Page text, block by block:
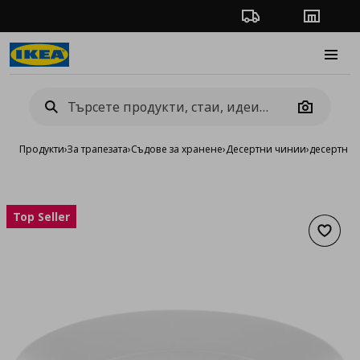
Проследяване на
Camera
Продукти›За трапезата›Съдове за хранене›Десертни чинии›десертна
Top Seller